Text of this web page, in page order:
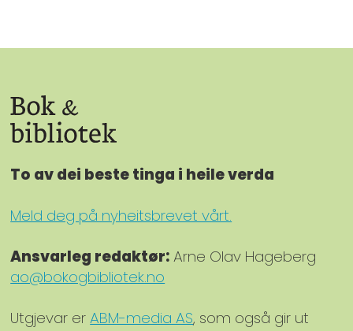
To av dei beste tinga i heile verda
Meld deg på nyheitsbrevet vårt.
Ansvarleg redaktør:Arne Olav Hageberg
ao@bokogbibliotek.no
Utgjevar erABM-media AS, som også gir ut